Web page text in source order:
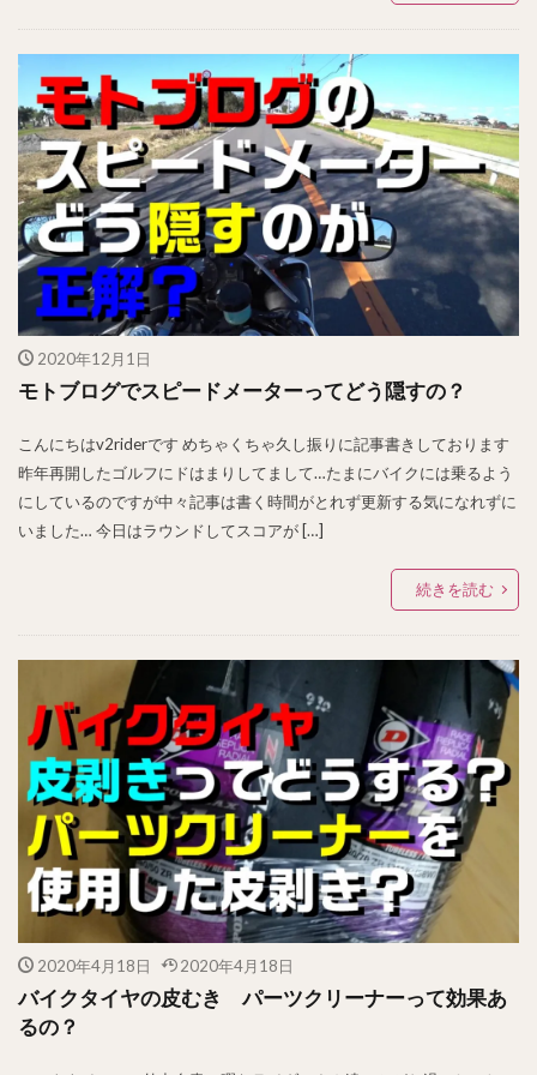
2020年12月1日
モトブログでスピードメーターってどう隠すの？
こんにちはv2riderです めちゃくちゃ久し振りに記事書きしております
昨年再開したゴルフにドはまりしてまして…たまにバイクには乗るよう
にしているのですが中々記事は書く時間がとれず更新する気になれずに
いました… 今日はラウンドしてスコアが […]
続きを読む
2020年4月18日 2020年4月18日
バイクタイヤの皮むき パーツクリーナーって効果あ
るの？